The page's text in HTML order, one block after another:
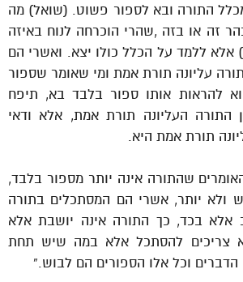
התורה ובא לספור פשוט. (שואל) מה
זה או בזה ,שהרי הוכרחה לנוח באיזה
אלא ללמד על הכלל כולו יצא. ואשרי הם
עליונה תורת אמת ומי שאומר שספור
להראות אותו ספור בלבד בא, תיפח
התורה העליונה תורת אמת, אלא ודאי
תורת אמת היא.
שהתורה אינה יותר מספור בלבד,
ולא יותר, אשרי הם המסתכלים בתורה
אלא בכד, כך התורה אינה יושבת אלא
צריכים להסתכל אלא במה שיש תחת
וכל אלו הספורים הם לבוש.”